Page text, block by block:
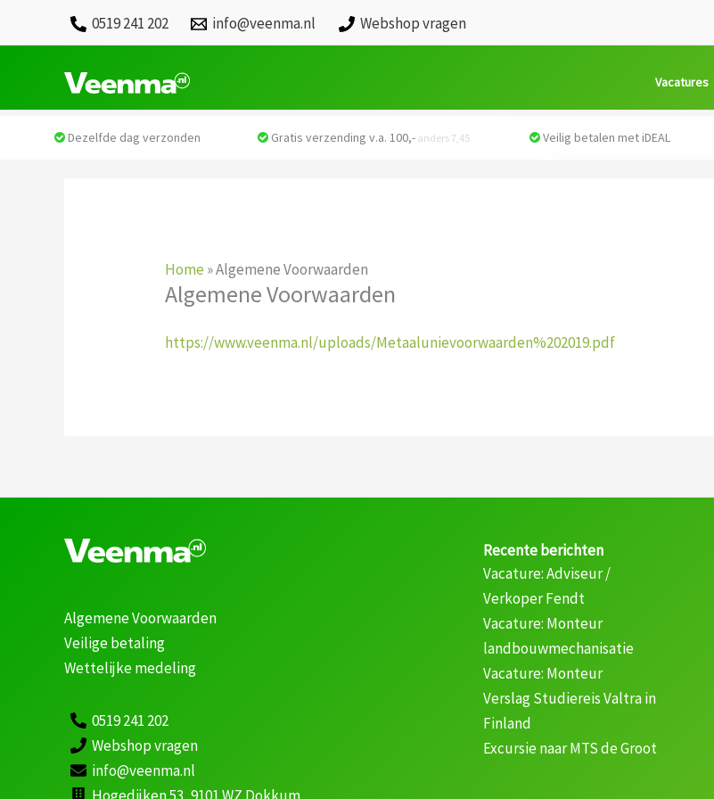
0519 241 202 info@veenma.nl Webshop vragen
Vacatures
Home »Algemene Voorwaarden
Algemene Voorwaarden
https://www.veenma.nl/uploads/Metaalunievoorwaarden%202019.pdf
Algemene Voorwaarden
Veilige betaling
Wettelijke medeling
0519 241 202
Webshop vragen
info@veenma.nl
Recente berichten
Vacature: Adviseur /
Verkoper Fendt
Vacature: Monteur
landbouwmechanisatie
Vacature: Monteur
Verslag Studiereis Valtra in
Finland
Excursie naar MTS de Groot
Dezelfde dag verzonden Gratis verzending v.a. 100,-anders 7,45 Veilig betalen met iDEAL